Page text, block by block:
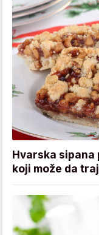
Hvarska sipana
koji može da